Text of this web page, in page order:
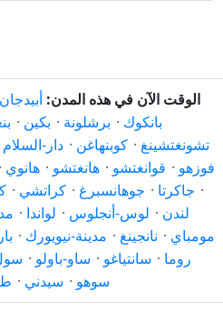
الوقت الآن في هذه المدن: أبيدجان
بانكوك · برشلونة · بكين ·
تشونغتشينغ · كوبنهاغن · دار-السلام
فوزهو · قوانغتشو · هانغتشو · هانوي ·
· جاكرتا · جوهانسبرغ · كراتشي ·
لندن · لوس-أنجلوس · لواندا ·
مومباي · نانجينغ · مدينة-نيويورك ·
روما · سانتياغو · ساو-باولو ·
سوهو · سيدني ·